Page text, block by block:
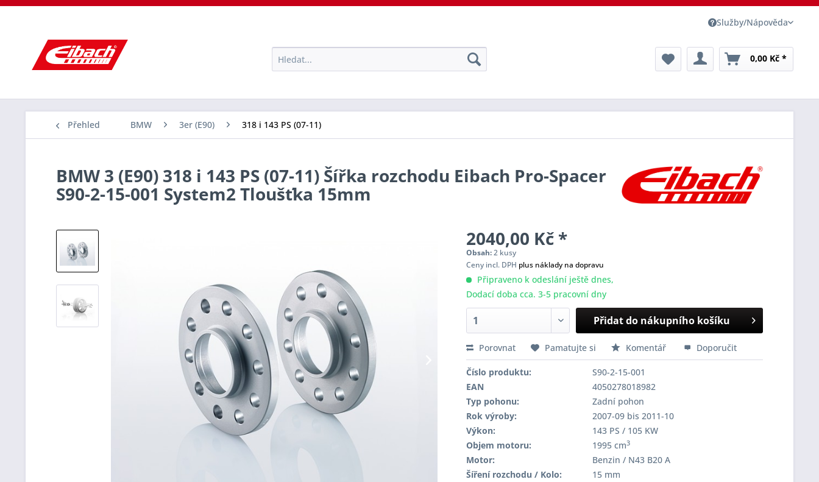
Služby/Nápověda
0,00 Kč *
Přehled BMW 3er (E90) 318 i 143 PS (07-11)
BMW 3 (E90) 318 i 143 PS (07-11) Šířka rozchodu Eibach Pro-Spacer
S90-2-15-001 System2 Tloušťka 15mm
2040,00 Kč *
Obsah:2 kusy
Ceny incl. DPH plus náklady na dopravu
Připraveno k odeslání ještě dnes,
Dodací doba cca. 3-5 pracovní dny
Přidat do nákupního košíku
Porovnat Pamatujte si Komentář Doporučit
Číslo produktu:
S90-2-15-001
EAN
4050278018982
Typ pohonu:
Zadní pohon
Rok výroby:
2007-09 bis 2011-10
Výkon:
143 PS / 105 KW
Objem motoru:
1995 cm3
Motor:
Benzin / N43 B20 A
Šíření rozchodu / Kolo:
15 mm